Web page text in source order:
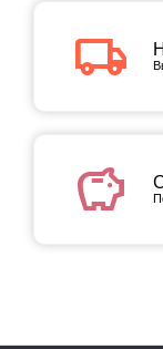
local_shipping
savings